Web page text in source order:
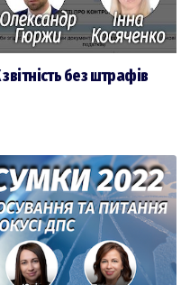
без штрафів